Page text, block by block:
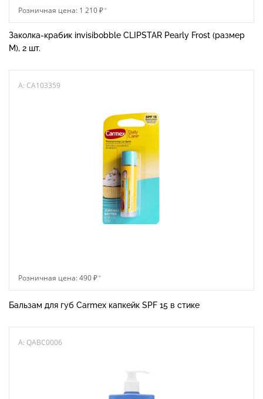
Розничная цена: 1 210 ₽*
Заколка-крабик invisibobble CLIPSTAR Pearly Frost (размер
М), 2 шт.
A: CA103359
Розничная цена: 490 ₽*
Бальзам для губ Carmex капкейк SPF 15 в стике
A: QABC0006